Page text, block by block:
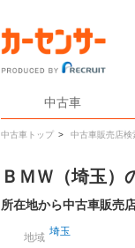
中古車
中古車トップ > 中古車販売店検
ＢＭＷ（埼玉）
所在地から中古車販売
地域 埼玉